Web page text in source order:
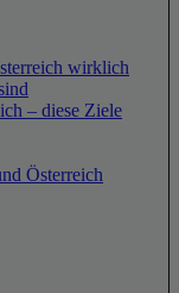
wirklich
– diese Ziele
Österreich